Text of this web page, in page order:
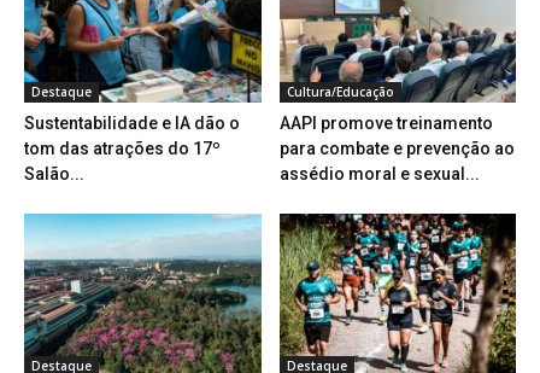
Destaque
Sustentabilidade e IA dão o
tom das atrações do 17º
Salão...
Cultura/Educação
AAPI promove treinamento
para combate e prevenção ao
assédio moral e sexual...
Destaque Destaque